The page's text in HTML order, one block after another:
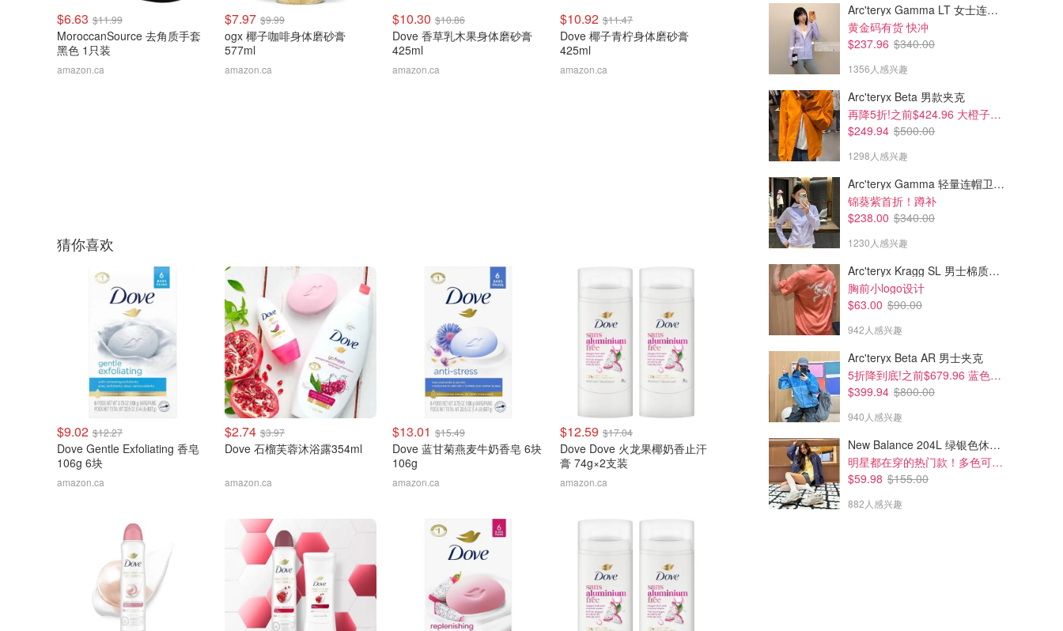
$6.63 $11.99
MoroccanSource 去角质手套
黑色 1只装
amazon.ca
$7.97 $9.99
ogx 椰子咖啡身体磨砂膏
577ml
amazon.ca
$10.30 $10.86
Dove 香草乳木果身体磨砂膏
425ml
amazon.ca
$10.92 $11.47
Dove 椰子青柠身体磨砂膏
425ml
amazon.ca
$10.86
Dove 白桃身体磨砂膏 425g
喜欢水果清香的选这款
$10.32 $10.86
Dove 棕糖椰子磨砂膏 425g
这款颗粒感更大 磨皮效果更佳
amazon.ca
猜你喜欢
$9.02 $12.27
Dove Gentle Exfoliating 香皂
106g 6块
amazon.ca
$2.74 $3.97
Dove 石榴芙蓉沐浴露354ml
amazon.ca
$13.01 $15.49
Dove 蓝甘菊燕麦牛奶香皂 6块
106g
amazon.ca
$12.59 $17.04
Dove Dove 火龙果椰奶香止汗
膏 74g×2支装
amazon.ca
Arc'teryx Gamma LT 女士连帽夹克
黄金码有货 快冲
$237.96 $340.00
1356人感兴趣
Arc'teryx Beta 男款夹克
再降5折!之前$424.96 大橙子好显白 蹲补
$249.94 $500.00
1298人感兴趣
Arc'teryx Gamma 轻量连帽卫衣 女款
锦葵紫首折！蹲补
$238.00 $340.00
1230人感兴趣
Arc'teryx Kragg SL 男士棉质短袖T恤
胸前小logo设计
$63.00 $90.00
942人感兴趣
Arc'teryx Beta AR 男士夹克
5折降到底!之前$679.96 蓝色款有货
$399.94 $800.00
940人感兴趣
New Balance 204L 绿银色休闲鞋
明星都在穿的热门款！多色可选 3.8折
$59.98 $155.00
882人感兴趣